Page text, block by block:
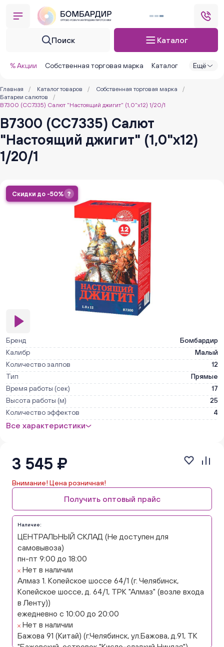
Поиск Каталог
% Акции Собственная торговая марка Каталог Ещё
Главная / Каталог товаров / Собственная торговая марка
/
Батареи салютов
/
В7300 (CC7335) Салют "Настоящий джигит" (1,0"х12) 1/20/1
В7300 (CC7335) Салют
"Настоящий джигит" (1,0"х12)
1/20/1
Скидки до -50% ?
Бренд
Бомбардир
Калибр
Малый
Количество залпов
12
Тип
Прямые
Время работы (сек)
17
Высота работы (м)
25
Количество эффектов
4
Все характеристики
3 545 ₽
Внимание! Цена розничная!
Получить оптовый прайс
Наличие:
ЦЕНТРАЛЬНЫЙ СКЛАД (Не доступен для
самовывоза)
пн-пт 9:00 до 18:00
Нет в наличии
Алмаз 1. Копейское шоссе 64/1 (г. Челябинск,
Копейское шоссе, д. 64/1, ТРК "Алмаз" (возле входа
в Ленту))
ежедневно с 10:00 до 20:00
Нет в наличии
Бажова 91 (Китай) (г.Челябинск, ул.Бажова, д.91, ТК